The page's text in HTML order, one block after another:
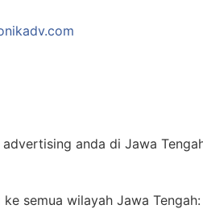
anda di Jawa
semua wilayah Jawa Tengah: